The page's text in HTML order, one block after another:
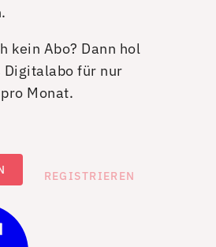
kein Abo? Dann hol
Digitalabo für nur
Monat.
REGISTRIEREN